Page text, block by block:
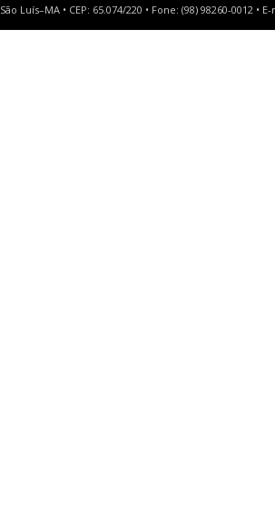
São Luís–MA • CEP: 65.074/220 • Fone: (98) 98260-0012